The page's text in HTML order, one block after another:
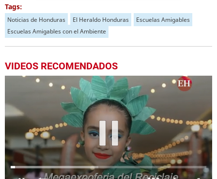
Tags:
Noticias de Honduras El Heraldo Honduras
Escuelas Amigables
Escuelas Amigables con el Ambiente
VIDEOS RECOMENDADOS